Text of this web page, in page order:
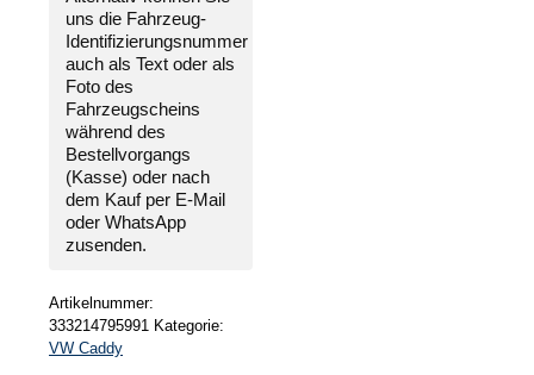
Menge
uns die Fahrzeug-
Identifizierungsnummer
auch als Text oder als
Foto des
Fahrzeugscheins
während des
Bestellvorgangs
(Kasse) oder nach
dem Kauf per E-Mail
oder WhatsApp
zusenden.
Artikelnummer:
333214795991 Kategorie:
VW Caddy